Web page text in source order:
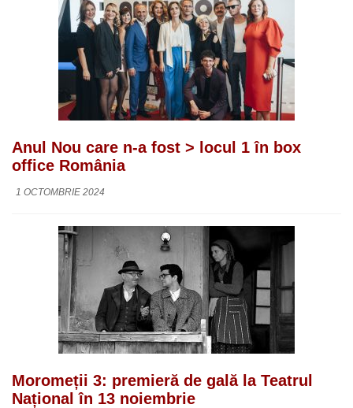
Anul Nou care n-a fost > locul 1 în box
office România
1 OCTOMBRIE 2024
Moromeții 3: premieră de gală la Teatrul
Național în 13 noiembrie